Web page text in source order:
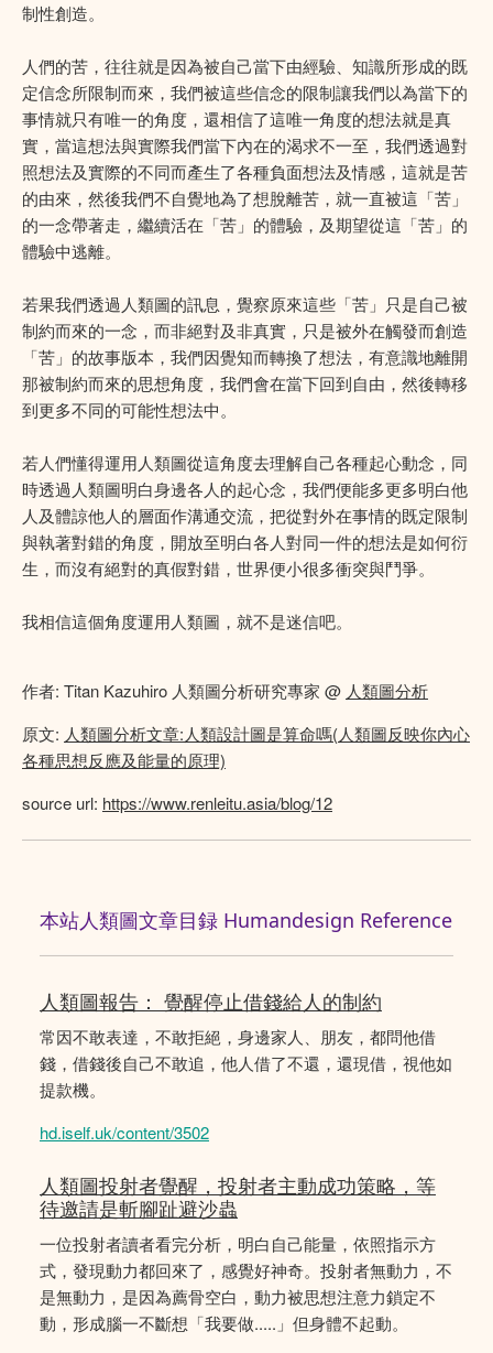
制性創造。
人們的苦，往往就是因為被自己當下由經驗、知識所形成的既
定信念所限制而來，我們被這些信念的限制讓我們以為當下的
事情就只有唯一的角度，還相信了這唯一角度的想法就是真
實，當這想法與實際我們當下內在的渴求不一至，我們透過對
照想法及實際的不同而產生了各種負面想法及情感，這就是苦
的由來，然後我們不自覺地為了想脫離苦，就一直被這「苦」
的一念帶著走，繼續活在「苦」的體驗，及期望從這「苦」的
體驗中逃離。
若果我們透過人類圖的訊息，覺察原來這些「苦」只是自己被
制約而來的一念，而非絕對及非真實，只是被外在觸發而創造
「苦」的故事版本，我們因覺知而轉換了想法，有意識地離開
那被制約而來的思想角度，我們會在當下回到自由，然後轉移
到更多不同的可能性想法中。
若人們懂得運用人類圖從這角度去理解自己各種起心動念，同
時透過人類圖明白身邊各人的起心念，我們便能多更多明白他
人及體諒他人的層面作溝通交流，把從對外在事情的既定限制
與執著對錯的角度，開放至明白各人對同一件的想法是如何衍
生，而沒有絕對的真假對錯，世界便小很多衝突與鬥爭。
我相信這個角度運用人類圖，就不是迷信吧。
作者: Titan Kazuhiro 人類圖分析研究專家 @ 人類圖分析
原文: 人類圖分析文章:人類設計圖是算命嗎(人類圖反映你內心
各種思想反應及能量的原理)
source url: https://www.renleitu.asia/blog/12
本站人類圖文章目録 Humandesign Reference
人類圖報告： 覺醒停止借錢給人的制約
常因不敢表達，不敢拒絕，身邊家人、朋友，都問他借
錢，借錢後自己不敢追，他人借了不還，還現借，視他如
提款機。
hd.iself.uk/content/3502
人類圖投射者覺醒，投射者主動成功策略，等
待邀請是斬腳趾避沙蟲
一位投射者讀者看完分析，明白自己能量，依照指示方
式，發現動力都回來了，感覺好神奇。投射者無動力，不
是無動力，是因為薦骨空白，動力被思想注意力鎖定不
動，形成腦一不斷想「我要做.....」但身體不起動。